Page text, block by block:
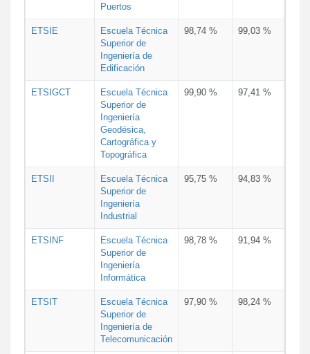
Puertos
ETSIE
Escuela Técnica
Superior de
Ingeniería de
Edificación
98,74 % 99,03 %
ETSIGCT
Escuela Técnica
Superior de
Ingeniería
Geodésica,
Cartográfica y
Topográfica
99,90 % 97,41 %
ETSII
Escuela Técnica
Superior de
Ingeniería
Industrial
95,75 % 94,83 %
ETSINF
Escuela Técnica
Superior de
Ingeniería
Informática
98,78 % 91,94 %
ETSIT
Escuela Técnica
Superior de
Ingeniería de
Telecomunicación
97,90 % 98,24 %